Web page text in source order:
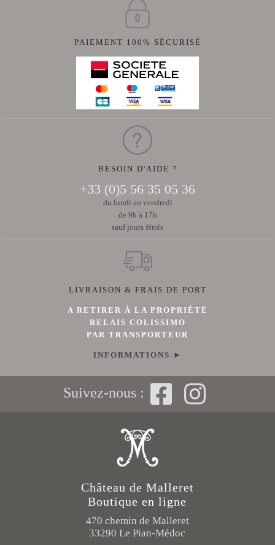
PAIEMENT 100% SÉCURISÉ
BESOIN D'AIDE ?
+33 (0)5 56 35 05 36
du lundi au vendredi
de 9h à 17h
sauf jours fériés
LIVRAISON & FRAIS DE PORT
A RETIRER À LA PROPRIÉTÉ
RELAIS COLISSIMO
PAR TRANSPORTEUR
INFORMATIONS ►
Suivez-nous :
Château de Malleret
Boutique en ligne
470 chemin de Malleret
33290 Le Pian-Médoc